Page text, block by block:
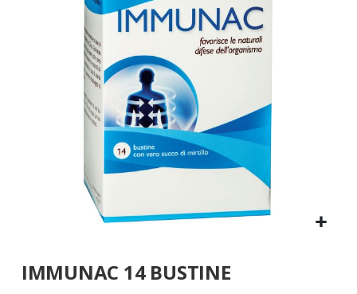
all'inizio
IMMUNAC 14 BUSTINE